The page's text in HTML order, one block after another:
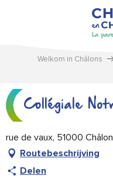
Welkom in Châlons
Collégiale
rue de vaux, 51000
Routebeschrijving
Delen